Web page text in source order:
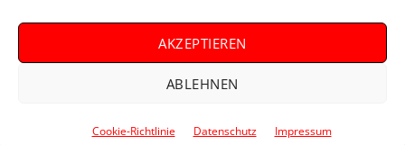
AKZEPTIEREN
ABLEHNEN
Cookie-Richtlinie Datenschutz Impressum
Halle (Saale)
Datenschutz
Barrierefreiheit